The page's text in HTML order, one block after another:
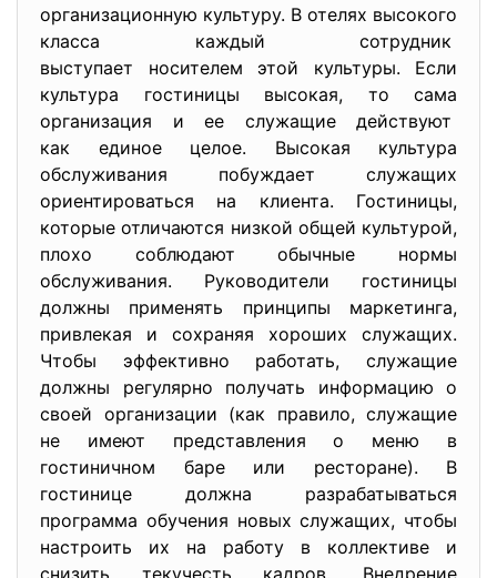
организационную культуру. В отелях высокого
класса каждый сотрудник
выступает носителем этой культуры. Если
культура гостиницы высокая, то сама
организация и ее служащие действуют
как единое целое. Высокая культура
обслуживания побуждает служащих
ориентироваться на клиента. Гостиницы,
которые отличаются низкой общей культурой,
плохо соблюдают обычные нормы
обслуживания. Руководители гостиницы
должны применять принципы маркетинга,
привлекая и сохраняя хороших служащих.
Чтобы эффективно работать, служащие
должны регулярно получать информацию о
своей организации (как правило, служащие
не имеют представления о меню в
гостиничном баре или ресторане). В
гостинице должна разрабатываться
программа обучения новых служащих, чтобы
настроить их на работу в коллективе и
снизить текучесть кадров. Внедрение